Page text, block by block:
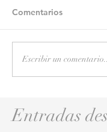
Comentarios
Escribir un
Entradas